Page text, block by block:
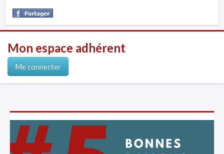
Mon espace adhérent
Me connecter